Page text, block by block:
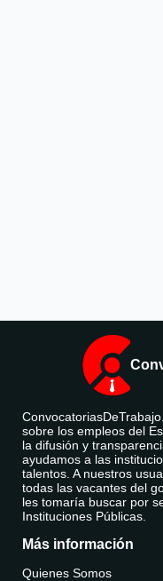
sobre los empleos del
la difusión y
ayudamos a las
talentos. A nuestros
todas las vacantes del
les tomaría buscar por
Instituciones Públicas.
Más información
Quienes Somos